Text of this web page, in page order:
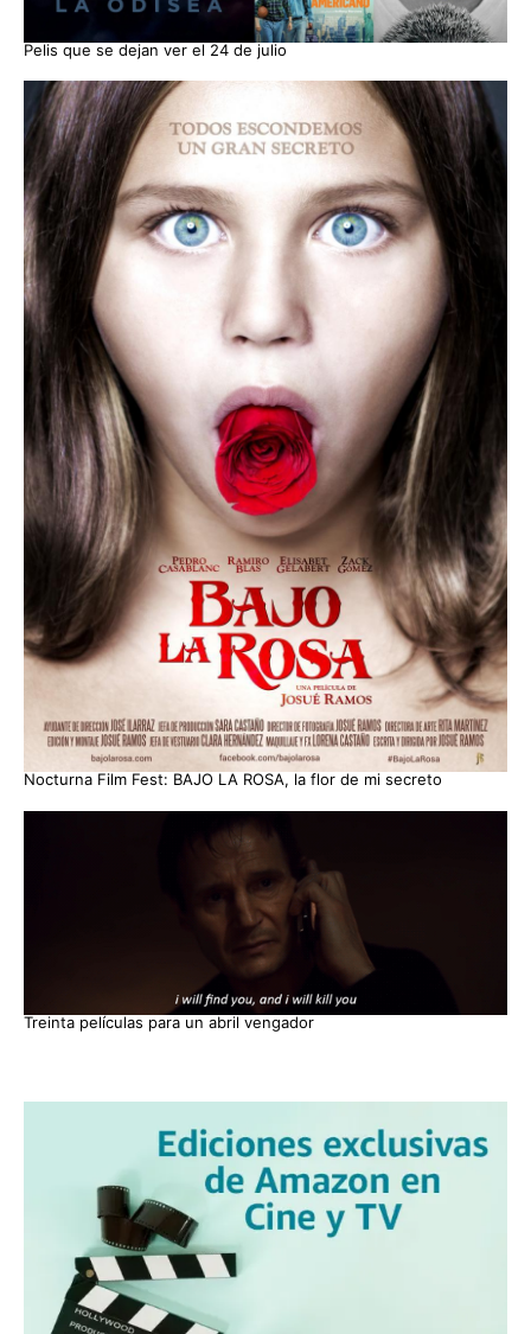
Pelis que se dejan ver el 24 de julio
Nocturna Film Fest: BAJO LA ROSA, la flor de mi secreto
Treinta películas para un abril vengador